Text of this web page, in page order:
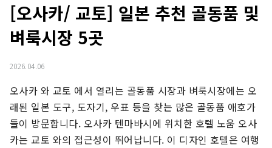
[오사카/ 교토] 일본 추천 골동품 및
벼룩시장 5곳
2026.04.06
오사카 와 교토 에서 열리는 골동품 시장과 벼룩시장에는 오
래된 일본 도구, 도자기, 우표 등을 찾는 많은 골동품 애호가
들이 방문합니다. 오사카 텐마바시에 위치한 호텔 노움 오사
카는 교토 와의 접근성이 뛰어납니다. 이 디자인 호텔은 여행